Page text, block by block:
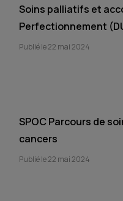
Soins palliatifs et
Perfectionnement
Publié le 22 mai 2024
SPOC Parcours de
cancers
Publié le 22 mai 2024